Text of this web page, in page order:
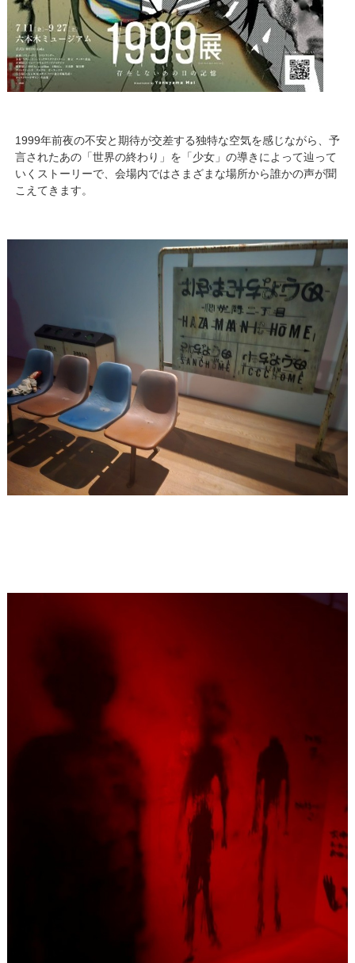
1999年前夜の不安と期待が交差する独特な空気を感じながら、予
言されたあの「世界の終わり」を「少女」の導きによって辿って
いくストーリーで、会場内ではさまざまな場所から誰かの声が聞
こえてきます。